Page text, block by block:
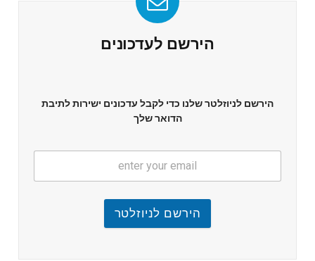
הירשם לעדכונים
הירשם לניוזלטר שלנו כדי לקבל עדכונים ישירות לתיבת
הדואר שלך
הירשם לניוזלטר